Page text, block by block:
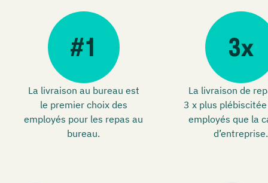
#1
La livraison au bureau est
le premier choix des
employés pour les repas au
bureau.
3x
La livraison de
3 x plus
employés que la
d’entreprise.